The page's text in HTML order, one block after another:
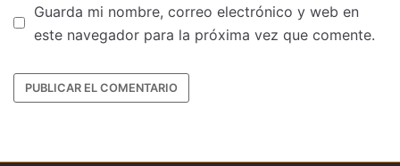
Guarda mi nombre, correo electrónico y web en
este navegador para la próxima vez que comente.